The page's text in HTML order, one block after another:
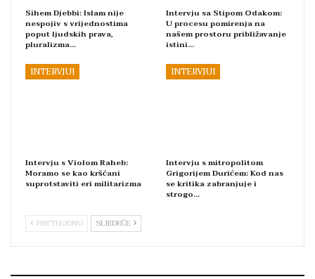
Sihem Djebbi: Islam nije
nespojiv s vrijednostima
poput ljudskih prava,
pluralizma…
Intervju sa Stipom Odakom:
U procesu pomirenja na
našem prostoru približavanje
istini…
INTERVJUI
Intervju s Violom Raheb:
Moramo se kao kršćani
suprotstaviti eri militarizma
INTERVJUI
Intervju s mitropolitom
Grigorijem Durićem: Kod nas
se kritika zabranjuje i
strogo…
PRETHODNO SLJEDEĆE